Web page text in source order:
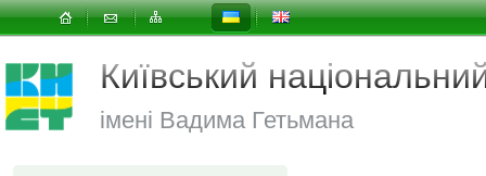
Київський
імені Вадима Гетьмана